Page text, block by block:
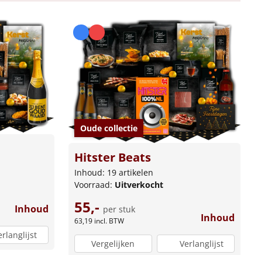
Inhoud
Oude collectie
Hitster Beats
Inhoud: 19 artikelen
Voorraad: Uitverkocht
55,- per stuk
63,19 incl. BTW Inhoud
Vergelijken Verlanglijst